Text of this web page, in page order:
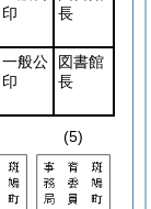
印
長
一般公
印
図書館
長
(5)